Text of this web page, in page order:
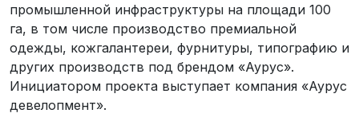
промышленной инфраструктуры на площади 100
га, в том числе производство премиальной
одежды, кожгалантереи, фурнитуры, типографию и
других производств под брендом «Аурус».
Инициатором проекта выступает компания «Аурус
девелопмент».